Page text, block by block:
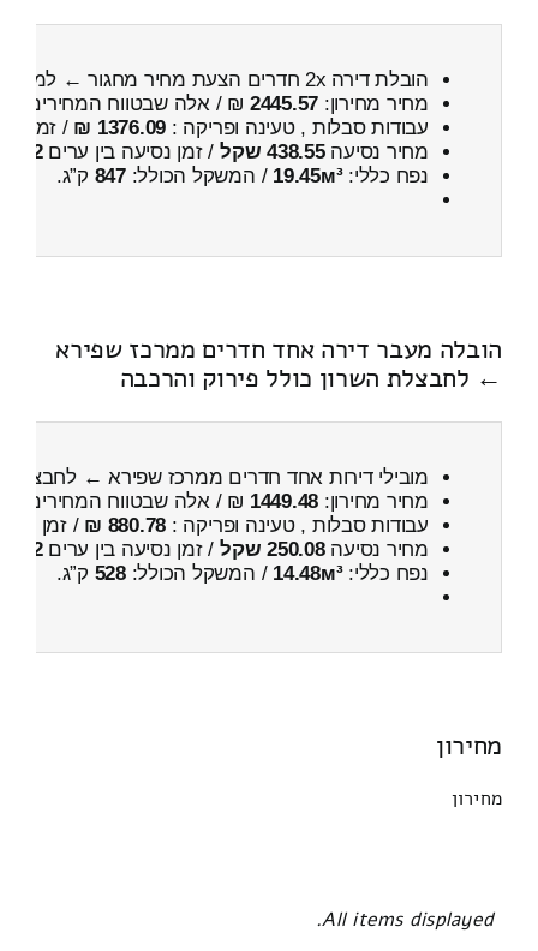
הובלת דירה 2x חדרים הצעת מחיר מחגור ← למרכז שפירא
מחיר מחירון: 2445.57 ₪ / אלה שבטווח המחירים
עבודות סבלות , טעינה ופריקה : 1376.09 ₪ / זמן :
מחיר נסיעה438.55 שקל / זמן נסיעה בין ערים42 דקות
נפח כללי:19.45м³ / המשקל הכולל:847 ק”ג.
הובלה מעבר דירה אחד חדרים ממרכז שפירא
← לחבצלת השרון כולל פירוק והרכבה
מובילי דירות אחד חדרים ממרכז שפירא ← לחבצלת
מחיר מחירון: 1449.48 ₪ / אלה שבטווח המחירים
עבודות סבלות , טעינה ופריקה : 880.78 ₪ / זמן :
מחיר נסיעה250.08 שקל / זמן נסיעה בין ערים22 דקות
נפח כללי:14.48м³ / המשקל הכולל:528 ק”ג.
מחירון
מחירון
All items displayed.